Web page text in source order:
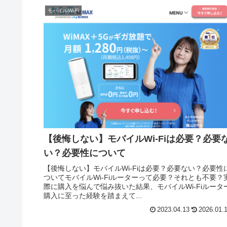
モバイルWi-Fi
【後悔しない】モバイルWi-Fiは必要？必要
い？必要性について
【後悔しない】モバイルWi-Fiは必要？必要ない？必要性
ついてモバイルWi-Fiルーターって必要？それとも不要？
際に購入を悩んで悩み抜いた結果、モバイルWi-Fiルータ
購入に至った経験を踏まえて...
2023.04.13